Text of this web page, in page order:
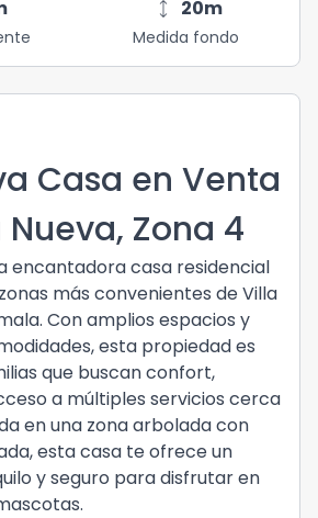
height 20m
Medida fondo
Casa en Venta
Zona 4
encantadora casa residencial
más convenientes de Villa
Con amplios espacios y
esta propiedad es
que buscan confort,
a múltiples servicios cerca
en una zona arbolada con
esta casa te ofrece un
y seguro para disfrutar en